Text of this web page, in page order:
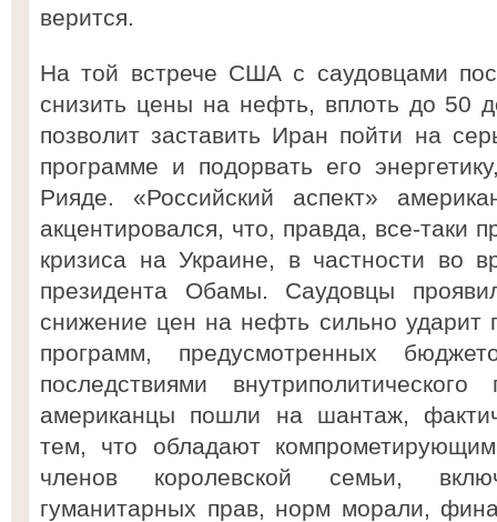
верится.
На той встрече США с саудовцами
снизить цены на нефть, вплоть до 50
позволит заставить Иран пойти на
программе и подорвать его
Рияде. «Российский аспект»
акцентировался, что, правда, все-таки
кризиса на Украине, в частности во
президента Обамы. Саудовцы
снижение цен на нефть сильно ударит
программ, предусмотренных
последствиями
американцы пошли на шантаж,
тем, что обладают
членов королевской семьи,
гуманитарных прав, норм морали,